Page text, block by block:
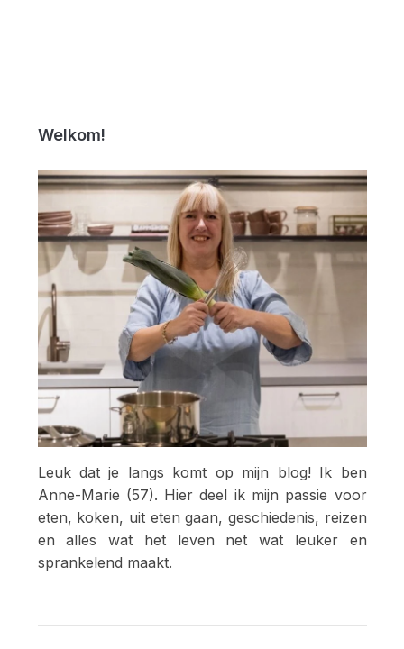
Welkom!
Leuk dat je langs komt op mijn blog! Ik ben
Anne-Marie (57). Hier deel ik mijn passie voor
eten, koken, uit eten gaan, geschiedenis, reizen
en alles wat het leven net wat leuker en
sprankelend maakt.